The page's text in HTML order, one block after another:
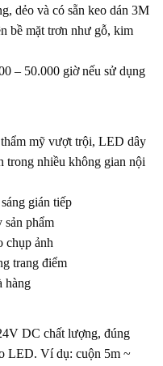
dẻo và có sẵn keo dán 3M
bề mặt trơn như gỗ, kim
– 50.000 giờ nếu sử dụng
mỹ vượt trội, LED dây
nhiều không gian nội
gián tiếp
sản phẩm
chụp ảnh
trang điểm
hàng
DC chất lượng, đúng
LED. Ví dụ: cuộn 5m ~